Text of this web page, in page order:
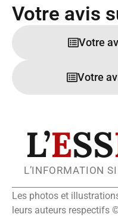
Votre avis
Votre
Votre
L’ESS
L’INFORMATION
Les photos et
leurs auteurs respectifs